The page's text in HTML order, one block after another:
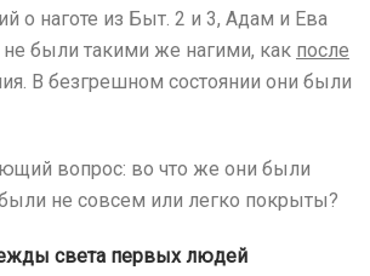
о наготе из Быт. 2 и 3, Адам и Ева
не были такими же нагими, как после
В безгрешном состоянии они были
вопрос: во что же они были
не совсем или легко покрыты?
света первых людей